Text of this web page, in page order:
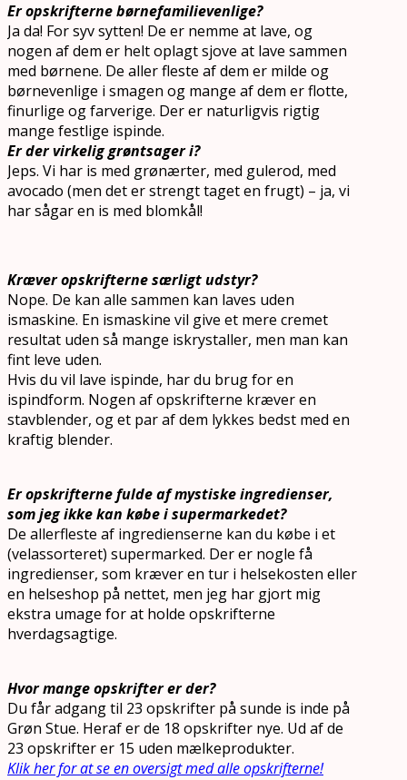
Er opskrifterne børnefamilievenlige?
Ja da! For syv sytten! De er nemme at lave, og
nogen af dem er helt oplagt sjove at lave sammen
med børnene. De aller fleste af dem er milde og
børnevenlige i smagen og mange af dem er flotte,
finurlige og farverige. Der er naturligvis rigtig
mange festlige ispinde.
Er der virkelig grøntsager i?
Jeps. Vi har is med grønærter, med gulerod, med
avocado (men det er strengt taget en frugt) – ja, vi
har sågar en is med blomkål!
Kræver opskrifterne særligt udstyr?
Nope. De kan alle sammen kan laves uden
ismaskine. En ismaskine vil give et mere cremet
resultat uden så mange iskrystaller, men man kan
fint leve uden.
Hvis du vil lave ispinde, har du brug for en
ispindform. Nogen af opskrifterne kræver en
stavblender, og et par af dem lykkes bedst med en
kraftig blender.
Er opskrifterne fulde af mystiske ingredienser,
som jeg ikke kan købe i supermarkedet?
De allerfleste af ingredienserne kan du købe i et
(velassorteret) supermarked. Der er nogle få
ingredienser, som kræver en tur i helsekosten eller
en helseshop på nettet, men jeg har gjort mig
ekstra umage for at holde opskrifterne
hverdagsagtige.
Hvor mange opskrifter er der?
Du får adgang til 23 opskrifter på sunde is inde på
Grøn Stue. Heraf er de 18 opskrifter nye. Ud af de
23 opskrifter er 15 uden mælkeprodukter.
Klik her for at se en oversigt med alle opskrifterne!